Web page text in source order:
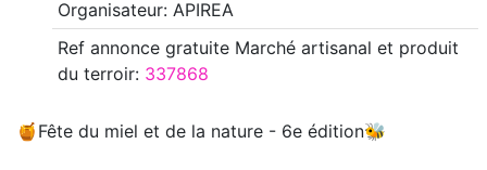
Organisateur: APIREA
Ref annoncegratuite Marché artisanal et produit
du terroir: 337868
🍯Fête du miel et de la nature - 6e édition🐝